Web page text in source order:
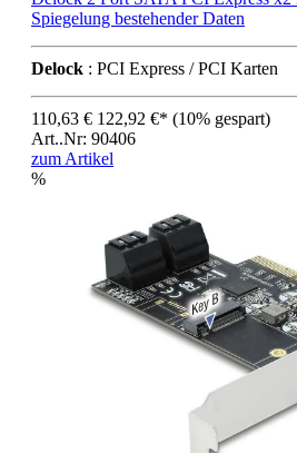
Spiegelung bestehender Daten
Delock : PCI Express / PCI Karten
110,63 € 122,92 €* (10% gespart)
Art..Nr: 90406
zum Artikel
%